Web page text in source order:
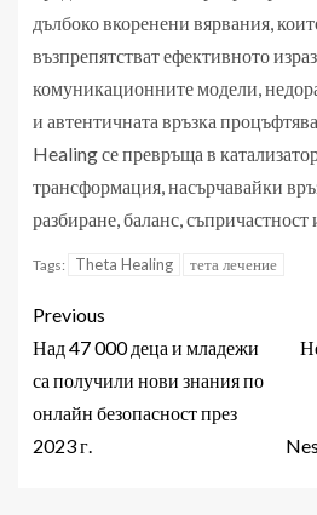
дълбоко вкоренени вярвания,
възпрепятстват ефективното
комуникационните модели,
и автентичната връзка
Healing се превръща в
трансформация, насърчавайки
разбиране, баланс, съпричастност
Tags: Theta Healing тета лечение
Previous
Над 47 000 деца и младежи
са получили нови знания по
онлайн безопасност през
2023 г.